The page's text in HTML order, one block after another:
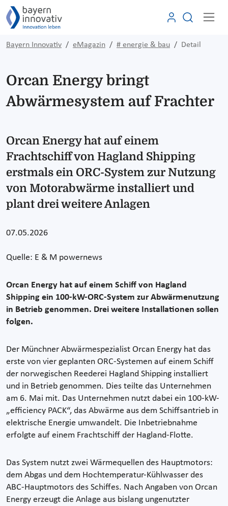
Bayern Innovativ eMagazin # energie & bau Detail
Orcan Energy bringt
Abwärmesystem auf Frachter
Orcan Energy hat auf einem
Frachtschiff von Hagland Shipping
erstmals ein ORC-System zur Nutzung
von Motorabwärme installiert und
plant drei weitere Anlagen
07.05.2026
Quelle: E & M powernews
Orcan Energy hat auf einem Schiff von Hagland
Shipping ein 100-kW-ORC-System zur Abwärmenutzung
in Betrieb genommen. Drei weitere Installationen sollen
folgen.
Der Münchner Abwärmespezialist Orcan Energy hat das
erste von vier geplanten ORC-Systemen auf einem Schiff
der norwegischen Reederei Hagland Shipping installiert
und in Betrieb genommen. Dies teilte das Unternehmen
am 6. Mai mit. Das Unternehmen nutzt dabei ein 100-kW-
„efficiency PACK“, das Abwärme aus dem Schiffsantrieb in
elektrische Energie umwandelt. Die Inbetriebnahme
erfolgte auf einem Frachtschiff der Hagland-Flotte.
Das System nutzt zwei Wärmequellen des Hauptmotors:
dem Abgas und dem Hochtemperatur-Kühlwasser des
ABC-Hauptmotors des Schiffes. Nach Angaben von Orcan
Energy erzeugt die Anlage aus bislang ungenutzter